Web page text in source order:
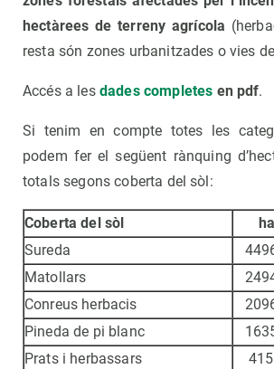
hectàrees de terreny agrícola
resta són zones urbanitzades o vies
Accés a les dades completes en pdf.
Si tenim en compte totes les
podem fer el següent rànquing
totals segons coberta del sòl:
Coberta del sòl
ha
Sureda
Matollars
Conreus herbacis
Pineda de pi blanc
Prats i herbassars